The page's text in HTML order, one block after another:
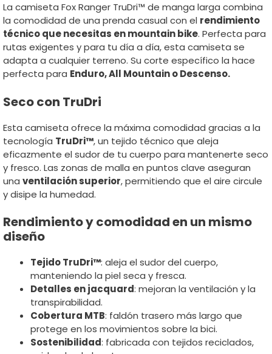
La camiseta Fox Ranger TruDri™ de manga larga combina
la comodidad de una prenda casual con el rendimiento
técnico que necesitas en mountain bike. Perfecta para
rutas exigentes y para tu día a día, esta camiseta se
adapta a cualquier terreno. Su corte específico la hace
perfecta para Enduro, All Mountain o Descenso.
Seco con TruDri
Esta camiseta ofrece la máxima comodidad gracias a la
tecnología TruDri™, un tejido técnico que aleja
eficazmente el sudor de tu cuerpo para mantenerte seco
y fresco. Las zonas de malla en puntos clave aseguran
una ventilación superior, permitiendo que el aire circule
y disipe la humedad.
Rendimiento y comodidad en un mismo
diseño
Tejido TruDri™: aleja el sudor del cuerpo,
manteniendo la piel seca y fresca.
Detalles en jacquard: mejoran la ventilación y la
transpirabilidad.
Cobertura MTB: faldón trasero más largo que
protege en los movimientos sobre la bici.
Sostenibilidad: fabricada con tejidos reciclados,